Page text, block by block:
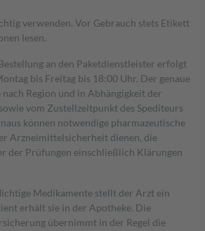
verwenden. Vor Gebrauch stets Etikett
lesen.
an den Paketdienstleister erfolgt
bis Freitag bis 18:00 Uhr. Der genaue
Region und in Abhängigkeit der
vom Zustellzeitpunkt des Spediteurs
können notwendige pharmazeutische
Arzneimittelsicherheit dienen, die
der Prüfungen einschließlich Klärungen
Medikamente stellt der Arzt ein
erhält sie in der Apotheke. Die
übernimmt in der Regel die